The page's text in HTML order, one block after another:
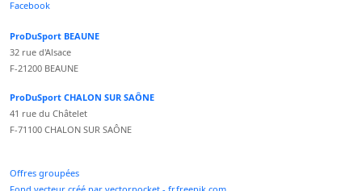
Facebook
ProDuSport BEAUNE
32 rue d'Alsace
F-21200 BEAUNE
ProDuSport CHALON SUR SAÔNE
41 rue du Châtelet
F-71100 CHALON SUR SAÔNE
Offres groupées